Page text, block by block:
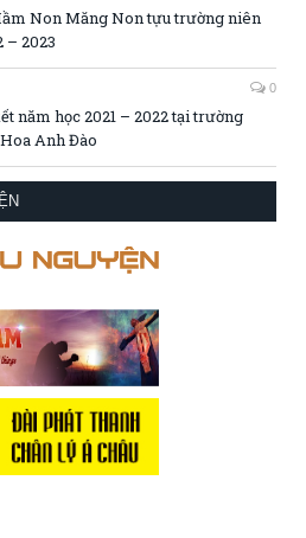
Non Măng Non tựu trường niên
– 2023
0
năm học 2021 – 2022 tại trường
Anh Đào